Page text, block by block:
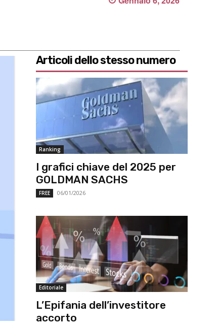
Articoli dello stesso numero
Ranking
I grafici chiave del 2025 per
GOLDMAN SACHS
FREE 06/01/2026
Editoriale
L’Epifania dell’investitore
accorto